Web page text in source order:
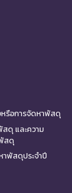
หรือการจัดหาพัสดุ
ดุ และความ
สดุ
าพัสดุประจำปี